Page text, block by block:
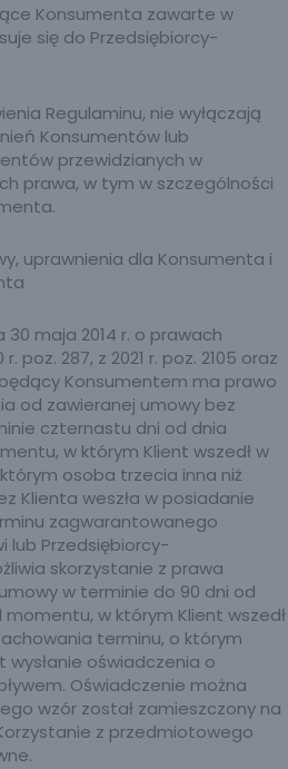
Konsumenta zawarte w
się do Przedsiębiorcy-
Regulaminu, nie wyłączają
Konsumentów lub
przewidzianych w
prawa, w tym w szczególności
uprawnienia dla Konsumenta i
30 maja 2014 r. o prawach
poz. 287, z 2021 r. poz. 2105 oraz
będący Konsumentem ma prawo
od zawieranej umowy bez
czternastu dni od dnia
w którym Klient wszedł w
osoba trzecia inna niż
Klienta weszła w posiadanie
zagwarantowanego
lub Przedsiębiorcy-
skorzystanie z prawa
w terminie do 90 dni od
w którym Klient wszedł
terminu, o którym
oświadczenia o
Oświadczenie można
wzór został zamieszczony na
z przedmiotowego